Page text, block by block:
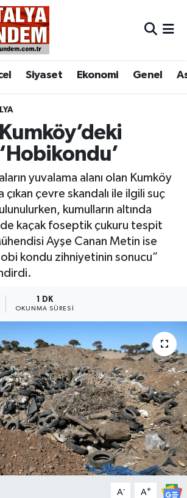
Siyaset Ekonomi Genel
yuvalama alanı olan Kumköy
çevre skandalı ile ilgili suç
kumulların altında
kaçak foseptik çukuru tespit
Ayşe Canan Metin ise
kondu zihniyetinin sonucu”
1 DK
OKUNMA SÜRESI
A- A+
Eczaneler
Durumu
Vakitleri
Yoğunluk Haritası
Durumu ve Fikstür
Haberleri